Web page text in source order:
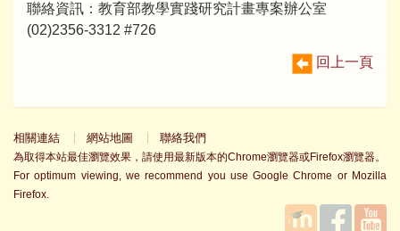
聯絡資訊：教育部教學實踐研究計畫專案辦公室
(02)2356-3312 #726
回上一頁
相關連結 網站地圖 聯絡我們
為取得本站最佳瀏覽效果，請使用最新版本的Chrome瀏覽器或Firefox瀏覽器。
For optimum viewing, we recommend you use Google Chrome or Mozilla
Firefox.